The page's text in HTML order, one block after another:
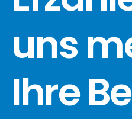
uns
Ihre